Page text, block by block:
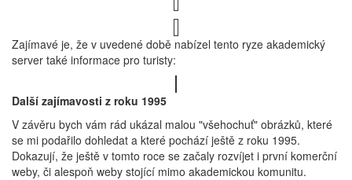
Zajímavé je, že v uvedené době nabízel tento ryze akademický
server také informace pro turisty:
Další zajímavosti z roku 1995
V závěru bych vám rád ukázal malou "všehochuť" obrázků, které
se mi podařilo dohledat a které pochází ještě z roku 1995.
Dokazují, že ještě v tomto roce se začaly rozvíjet i první komerční
weby, či alespoň weby stojící mimo akademickou komunitu.